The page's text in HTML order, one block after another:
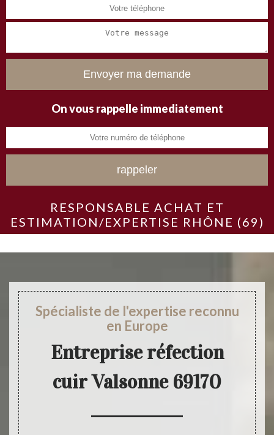
On vous rappelle immediatement
RESPONSABLE ACHAT ET
ESTIMATION/EXPERTISE RHÔNE (69)
Spécialiste de l'expertise reconnu
en Europe
Entreprise réfection
cuir Valsonne 69170